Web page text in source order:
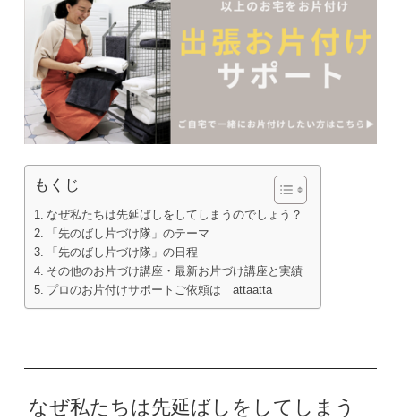
もくじ
なぜ私たちは先延ばしをしてしまうのでしょう？
「先のばし片づけ隊」のテーマ
「先のばし片づけ隊」の日程
その他のお片づけ講座・最新お片づけ講座と実績
プロのお片付けサポートご依頼は attaatta
なぜ私たちは先延ばしをしてしまう